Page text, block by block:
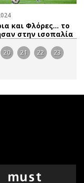
και Φλόρες… το
στην ισοπαλία
20 21 22 23